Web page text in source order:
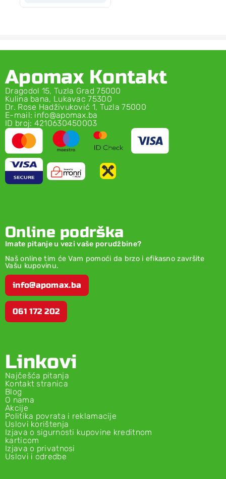
Apomax Kontakt
Dragodol 15, Tuzla Grad 75000
Kulina bana, Lukavac 75300
Dr. Rose Hadživuković 1, Tuzla 75000
E-mail: info@apomax.ba
ID broj: 4210630450003
Online podrška
Imate pitanje u vezi vaše porudžbine?
Naš online tim će Vam pomoći da brzo i efikasno završite
Vašu kupovinu.
info@apomax.ba
061 172 202
Linkovi
Najčešća pitanja
Kontakt stranica
Blog
O nama
Akcije
Politika povrata i reklamacije
Uslovi korištenja
Izjava o sigurnosti kupovine kreditnom
karticom
Izjava o privatnosi
Uslovi i odredbe